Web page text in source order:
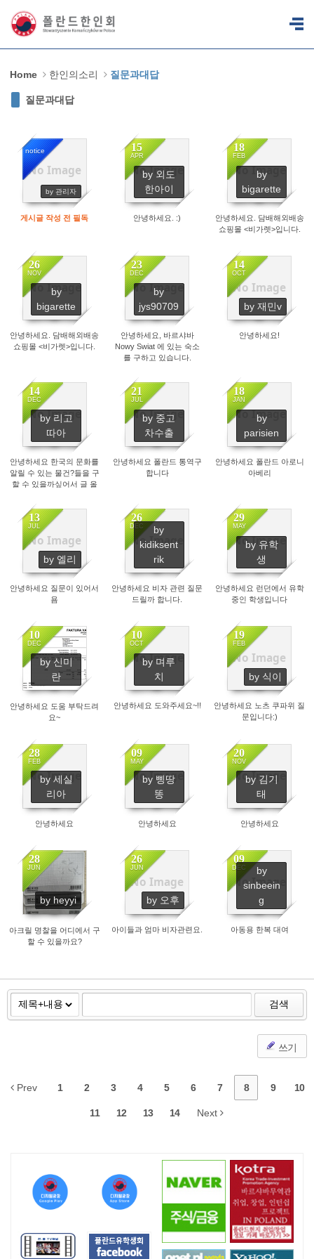
Home 한인의소리 질문과대답
질문과대답
No Image
notice
by 관리자
14224
게시글 작성 전 필독
No Image
15
APR
by 외도
한아이
5884
안녕하세요. :)
No Image
18
FEB
by
bigarette
1293
안녕하세요. 담배해외배송
쇼핑몰 <비가렛>입니다.
No Image
26
NOV
by
bigarette
625
안녕하세요. 담배해외배송
쇼핑몰 <비가렛>입니다.
No Image
23
DEC
by
jys90709
2693
안녕하세요, 바르샤바
Nowy Swiat 에 있는 숙소
를 구하고 있습니다.
No Image
14
OCT
by 재민v
6010
안녕하세요!
No Image
14
DEC
by 리고
따아
2509
안녕하세요 한국의 문화를
알릴 수 있는 물건?들을 구
할 수 있을까싶어서 글 올
No Image
21
JUL
by 중고
차수출
1331
안녕하세요 폴란드 통역구
합니다
No Image
18
JAN
by
parisien
17815
안녕하세요 폴란드 아로니
아베리
No Image
13
JUL
by 엘리
1791
안녕하세요 질문이 있어서
욤
No Image
26
DEC
by
kidiksent
rik
1556
안녕하세요 비자 관련 질문
드릴까 합니다.
No Image
29
MAY
by 유학
생
2692
안녕하세요 런던에서 유학
중인 학생입니다
10
DEC
by 신미
란
3380
안녕하세요 도움 부탁드려
요~
No Image
10
OCT
by 며루
치
2976
안녕하세요 도와주세요~!!
No Image
19
FEB
by 식이
3359
안녕하세요 노츠 쿠파위 질
문입니다:)
No Image
28
FEB
by 세실
리아
6412
안녕하세요
No Image
09
MAY
by 삥땅
똥
1572
안녕하세요
No Image
20
NOV
by 김기
태
1401
안녕하세요
28
JUN
by heyyi
1506
아크릴 명찰을 어디에서 구
할 수 있을까요?
No Image
26
JUN
by 오후
2652
아이들과 엄마 비자관련요.
No Image
09
DEC
by
sinbeein
g
2754
아동용 한복 대여
검색
쓰기
Prev 1 2 3 4 5 6 7 8 9 10
11 12 13 14 Next